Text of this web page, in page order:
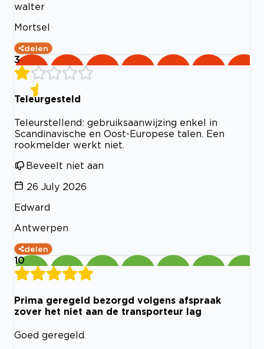
walter
Mortsel
delen
3
Teleurgesteld
Teleurstellend: gebruiksaanwijzing enkel in
Scandinavische en Oost-Europese talen. Een
rookmelder werkt niet.
Beveelt niet aan
26 July 2026
Edward
Antwerpen
delen
10
Prima geregeld bezorgd volgens afspraak
zover het niet aan de transporteur lag
Goed geregeld.